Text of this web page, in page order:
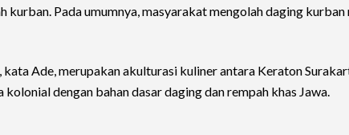
kurban. Pada umumnya, masyarakat mengolah daging kurban
kata Ade, merupakan akulturasi kuliner antara Keraton
kolonial dengan bahan dasar daging dan rempah khas Jawa.